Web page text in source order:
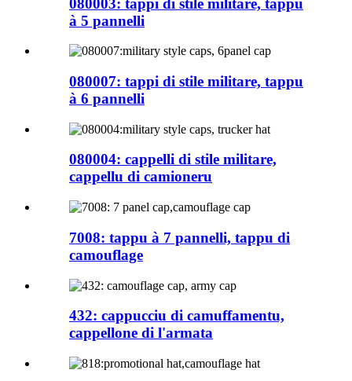
à 5 pannelli
080007: tappi di stile militare, tappu
à 6 pannelli
080004: cappelli di stile militare,
cappellu di camioneru
7008: tappu à 7 pannelli, tappu di
camouflage
432: cappucciu di camuffamentu,
cappellone di l'armata